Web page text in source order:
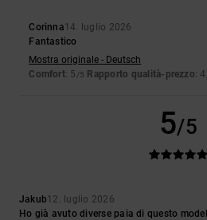
Corinna14. luglio 2026
Fantastico
Mostra originale - Deutsch
Comfort: 5 /5 Rapporto qualità-prezzo: 4
5/5
Jakub12. luglio 2026
Ho già avuto diverse paia di questo